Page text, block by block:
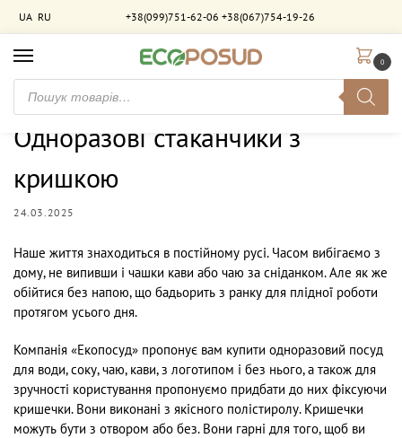
UA RU +38(099)751-62-06 +38(067)754-19-26
0
Головна / Новини / Одноразові стаканчики з кришкою
Одноразові стаканчики з
кришкою
24.03.2025
Наше життя знаходиться в постійному русі. Часом вибігаємо з
дому, не випивши і чашки кави або чаю за сніданком. Але як же
обійтися без напою, що бадьорить з ранку для плідної роботи
протягом усього дня.
Компанія «Екопосуд» пропонує вам купити одноразовий посуд
для води, соку, чаю, кави, з логотипом і без нього, а також для
зручності користування пропонуємо придбати до них фіксуючи
кришечки. Вони виконані з якісного полістиролу. Кришечки
можуть бути з отвором або без. Вони гарні для того, щоб ви